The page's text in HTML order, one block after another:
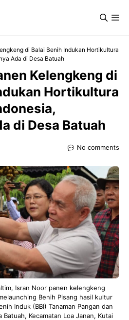
di Balai Benih Indukan Hortikultura
Ada di Desa Batuah
Kelengkeng di
Hortikultura
di Desa Batuah
No comments
Isran Noor panen kelengkeng
Benih Pisang hasil kultur
Induk (BBI) Tanaman Pangan dan
Kecamatan Loa Janan, Kutai